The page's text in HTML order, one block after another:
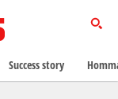
Success story